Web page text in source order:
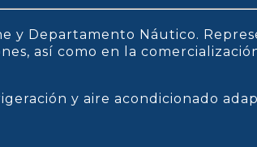
y Departamento Náutico.
así como en la
y aire acondicionado